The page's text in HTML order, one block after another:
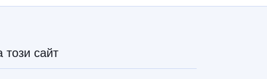
този сайт